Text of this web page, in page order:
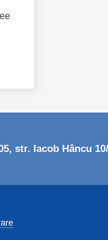
str. Iacob Hâncu